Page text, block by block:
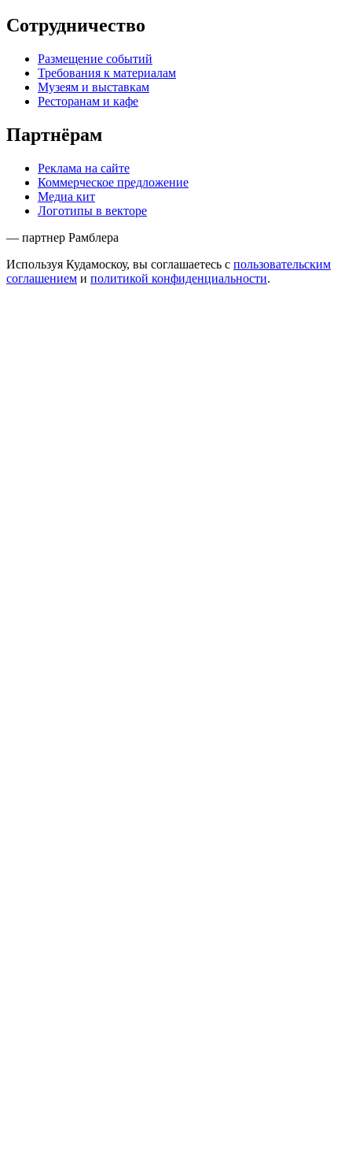
Сотрудничество
Размещение событий
Требования к материалам
Музеям и выставкам
Ресторанам и кафе
Партнёрам
Реклама на сайте
Коммерческое предложение
Медиа кит
Логотипы в векторе
— партнер Рамблера
Используя Кудамоскоу, вы соглашаетесь с пользовательским
соглашением и политикой конфиденциальности.